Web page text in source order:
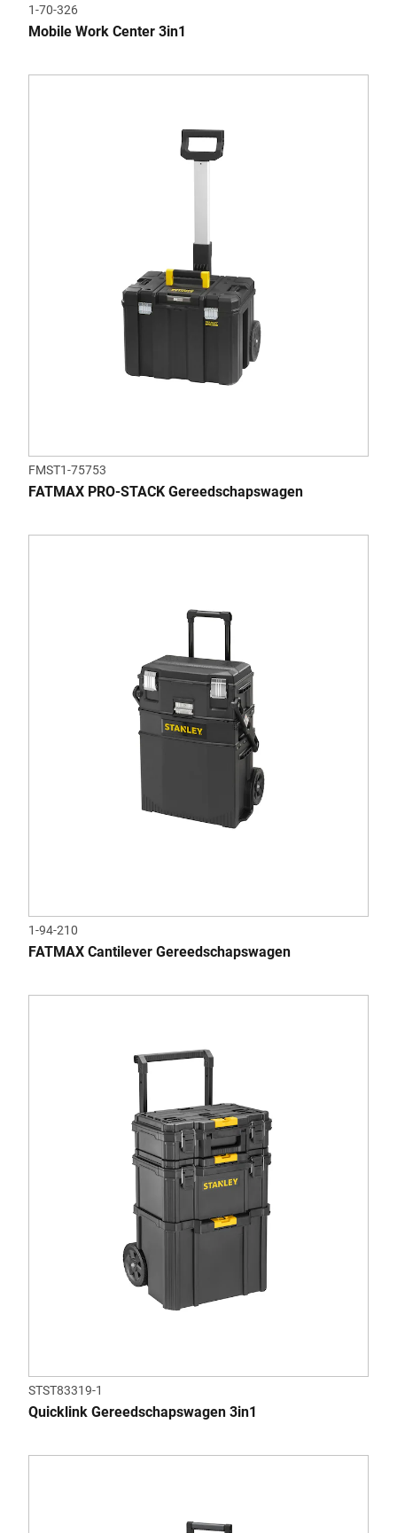
1-70-326
Mobile Work Center 3in1
FMST1-75753
FATMAX PRO-STACK Gereedschapswagen
1-94-210
FATMAX Cantilever Gereedschapswagen
STST83319-1
Quicklink Gereedschapswagen 3in1